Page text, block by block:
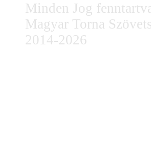
Minden Jog
Magyar Torna
2014-2026